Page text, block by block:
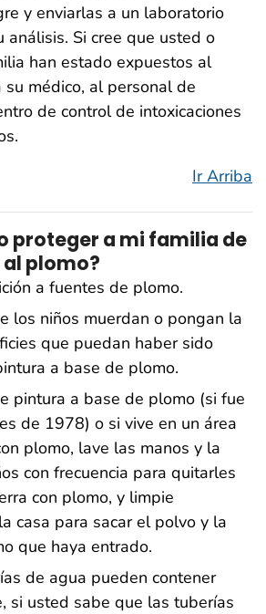
y enviarlas a un laboratorio
análisis. Si cree que usted o
han estado expuestos al
su médico, al personal de
de control de intoxicaciones
Ir Arriba
proteger a mi familia de
plomo?
a fuentes de plomo.
los niños muerdan o pongan la
que puedan haber sido
a base de plomo.
pintura a base de plomo (si fue
de 1978) o si vive en un área
plomo, lave las manos y la
con frecuencia para quitarles
con plomo, y limpie
casa para sacar el polvo y la
que haya entrado.
de agua pueden contener
si usted sabe que las tuberías